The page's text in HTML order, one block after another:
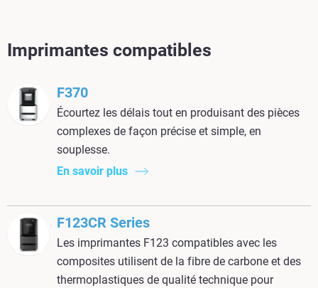
Imprimantes compatibles
F370
Écourtez les délais tout en produisant des pièces
complexes de façon précise et simple, en
souplesse.
En savoir plus
F123CR Series
Les imprimantes F123 compatibles avec les
composites utilisent de la fibre de carbone et des
thermoplastiques de qualité technique pour